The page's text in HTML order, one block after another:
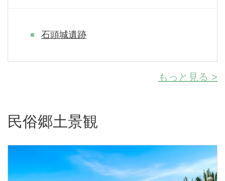
石頭城遺跡
もっと見る >
民俗郷土景観